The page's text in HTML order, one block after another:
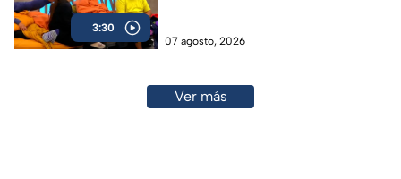
3:30
07 agosto, 2026
Ver más